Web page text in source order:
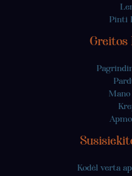
Pinti
Greitos
Kodėl verta